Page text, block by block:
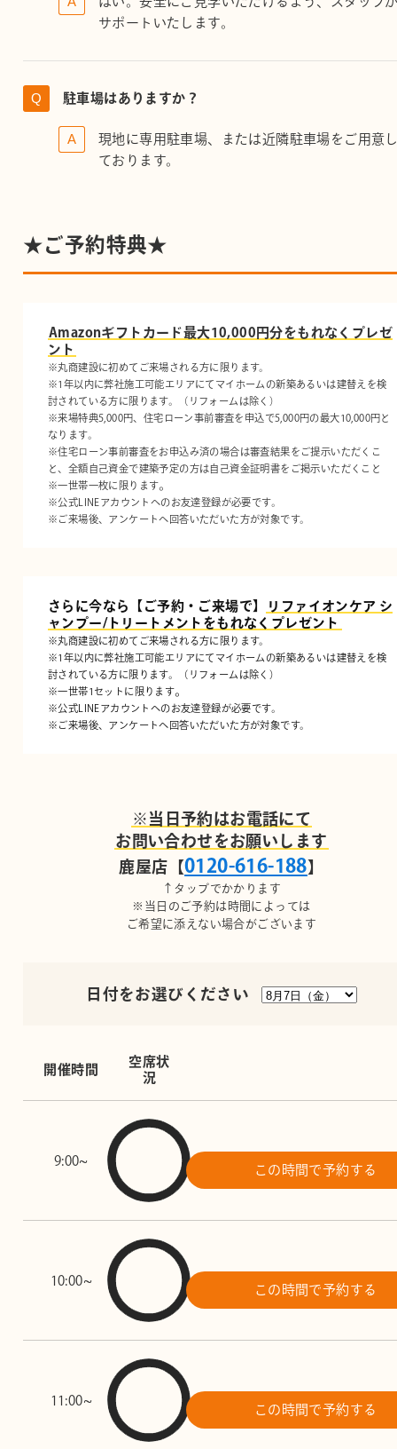
サポートいたします。
駐車場はありますか？
現地に専用駐車場、または近隣駐車場をご用意
ております。
★ご予約特典★
Amazonギフトカード最大10,000円分をもれなくプレゼ
ント
※丸商建設に初めてご来場される方に限ります。
※1年以内に弊社施工可能エリアにてマイホームの新築あるいは建替えを検
討されている方に限ります。（リフォームは除く）
※来場特典5,000円、住宅ローン事前審査を申込で5,000円の最大10,000円と
なります。
※住宅ローン事前審査をお申込み済の場合は審査結果をご提示いただくこ
と、全額自己資金で建築予定の方は自己資金証明書をご掲示いただくこと
※一世帯一枚に限ります。
※公式LINEアカウントへのお友達登録が必要です。
※ご来場後、アンケートへ回答いただいた方が対象です。
さらに今なら【ご予約・ご来場で】
リファイオンケア シ
ャンプー/トリートメントをもれなくプレゼント
※丸商建設に初めてご来場される方に限ります。
※1年以内に弊社施工可能エリアにてマイホームの新築あるいは建替えを検
討されている方に限ります。（リフォームは除く）
※一世帯1セットに限ります。
※公式LINEアカウントへのお友達登録が必要です。
※ご来場後、アンケートへ回答いただいた方が対象です。
※当日予約はお電話にて
お問い合わせをお願いします
鹿屋店【0120-616-188】
↑タップでかかります
※当日のご予約は時間によっては
ご希望に添えない場合がございます
日付をお選びください
開催時間
空席状
況
9:00~
この時間で予約する
10:00~
この時間で予約する
11:00~
この時間で予約する